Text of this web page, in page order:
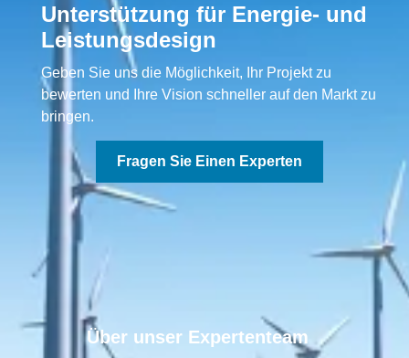
Unterstützung für Energie- und
Leistungsdesign
Geben Sie uns die Möglichkeit, Ihr Projekt zu
bewerten und Ihre Vision schneller auf den Markt zu
bringen.
Fragen Sie Einen Experten
Über unser Expertenteam